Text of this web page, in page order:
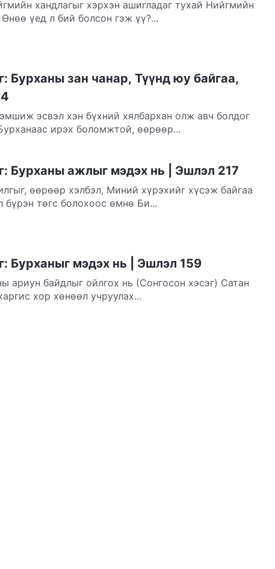
хандлагыг хэрхэн ашигладаг тухай Нийгмийн
үед л бий болсон гэж үү?...
Бурханы зан чанар, Түүнд юу байгаа,
эсвэл хэн бүхний хялбархан олж авч болдог
ирэх боломжтой, өөрөөр...
Бурханы ажлыг мэдэх нь | Эшлэл 217
өөрөөр хэлбэл, Миний хүрэхийг хүсэж байгаа
төгс болохоос өмнө Би...
Бурханыг мэдэх нь | Эшлэл 159
ариун байдлыг ойлгох нь (Сонгосон хэсэг) Сатан
хор хөнөөл учруулах...